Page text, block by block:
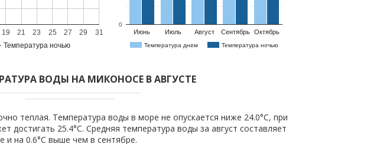
Температура ночью
19 21 23 25 27 29 31
Температура днем Температура ночью
Июнь Июль Август Сентябрь Октябрь
0
ВОДЫ НА МИКОНОСЕ В АВГУСТЕ
теплая. Температура воды в море не опускается ниже 24.0°C, при
достигать 25.4°C. Средняя температура воды за август составляет
и на 0.6°C выше чем в сентябре.